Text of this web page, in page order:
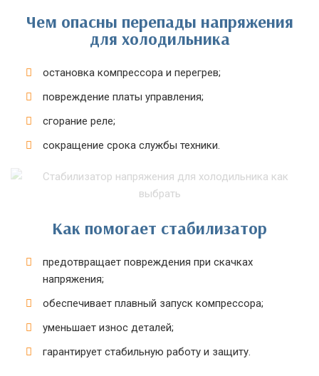
Чем опасны перепады напряжения
для холодильника
остановка компрессора и перегрев;
повреждение платы управления;
сгорание реле;
сокращение срока службы техники.
Как помогает стабилизатор
предотвращает повреждения при скачках
напряжения;
обеспечивает плавный запуск компрессора;
уменьшает износ деталей;
гарантирует стабильную работу и защиту.